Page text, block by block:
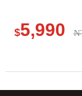
$5,990